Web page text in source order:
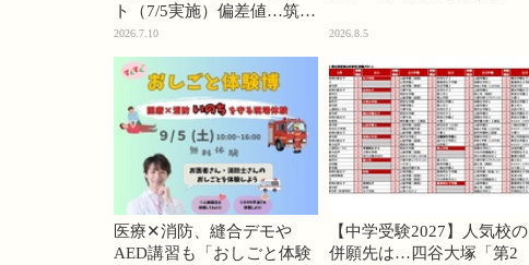
ト（7/5実施）偏差値…筑駒
74・桜蔭70＜PR＞
2026.7.10 2026.8.5
医療✕消防、縫合デモや
AED講習も「おしごと体験
【中学受験2027】人気校の
併願先は…四谷大塚「第2